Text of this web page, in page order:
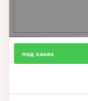
под заказ